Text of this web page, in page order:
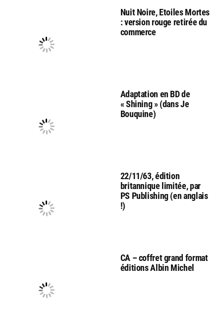
Nuit Noire, Etoiles Mortes
: version rouge retirée du
commerce
Adaptation en BD de
« Shining » (dans Je
Bouquine)
22/11/63, édition
britannique limitée, par
PS Publishing (en anglais
!)
CA – coffret grand format
éditions Albin Michel